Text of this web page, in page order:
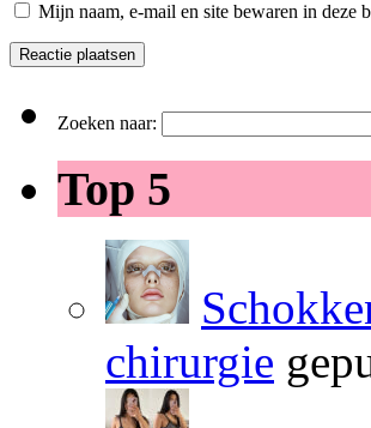
Mijn naam, e-mail en site bewaren in deze
Zoeken naar:
Top 5
chirurgie